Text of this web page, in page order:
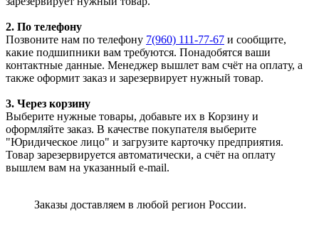
2. По телефону
Позвоните нам по телефону 7(960) 111-77-67 и сообщите,
какие подшипники вам требуются. Понадобятся ваши
контактные данные. Менеджер вышлет вам счёт на оплату, а
также оформит заказ и зарезервирует нужный товар.
3. Через корзину
Выберите нужные товары, добавьте их в Корзину и
оформляйте заказ. В качестве покупателя выберите
"Юридическое лицо" и загрузите карточку предприятия.
Товар зарезервируется автоматически, а счёт на оплату
вышлем вам на указанный e-mail.
Заказы доставляем в любой регион России.